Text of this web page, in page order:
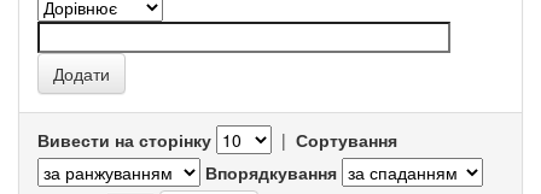
Вивести на сторінку | Сортування
Впорядкування